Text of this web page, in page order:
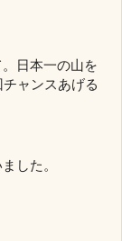
日本一の山を
ャンスあげる
した。